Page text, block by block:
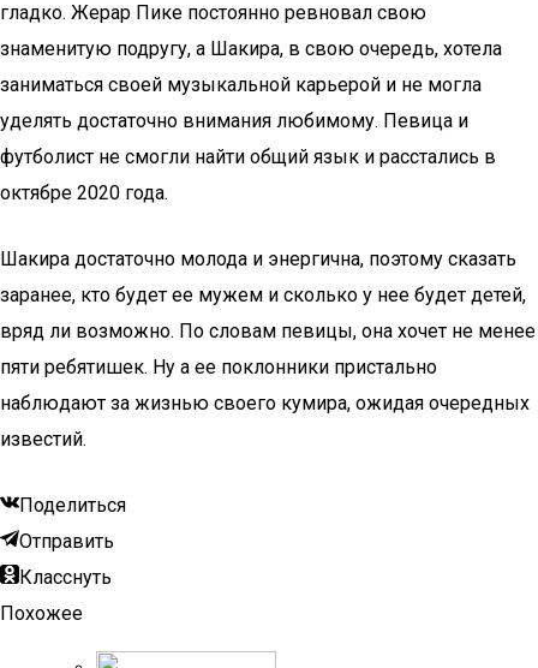
гладко. Жерар Пике постоянно ревновал свою
знаменитую подругу, а Шакира, в свою очередь, хотела
заниматься своей музыкальной карьерой и не могла
уделять достаточно внимания любимому. Певица и
футболист не смогли найти общий язык и расстались в
октябре 2020 года.
Шакира достаточно молода и энергична, поэтому сказать
заранее, кто будет ее мужем и сколько у нее будет детей,
вряд ли возможно. По словам певицы, она хочет не менее
пяти ребятишек. Ну а ее поклонники пристально
наблюдают за жизнью своего кумира, ожидая очередных
известий.
Поделиться
Отправить
Класснуть
Похожее